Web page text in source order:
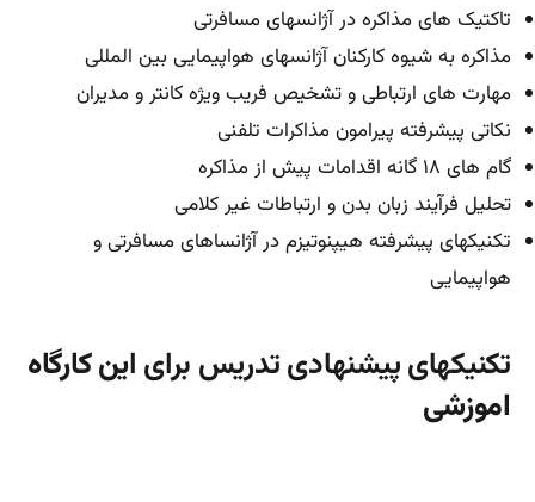
تاکتیک های مذاکره در آژانسهای مسافرتی
مذاکره به شیوه کارکنان آژانسهای هواپیمایی بین المللی
مهارت های ارتباطی و تشخیص فریب ویژه کانتر و مدیران
نکاتی پیشرفته پیرامون مذاکرات تلفنی
گام های ۱۸ گانه اقدامات پیش از مذاکره
تحلیل فرآیند زبان بدن و ارتباطات غیر کلامی
تکنیکهای پیشرفته هیپنوتیزم در آژانساهای مسافرتی و
هواپیمایی
تکنیکهای پیشنهادی تدریس برای این کارگاه
اموزشی